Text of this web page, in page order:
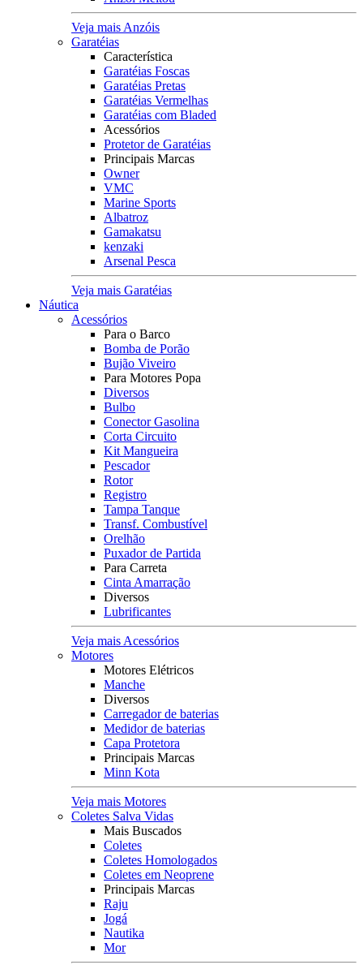
Veja mais Anzóis
Garatéias
Característica
Garatéias Foscas
Garatéias Pretas
Garatéias Vermelhas
Garatéias com Bladed
Acessórios
Protetor de Garatéias
Principais Marcas
Owner
VMC
Marine Sports
Albatroz
Gamakatsu
kenzaki
Arsenal Pesca
Veja mais Garatéias
Náutica
Acessórios
Para o Barco
Bomba de Porão
Bujão Viveiro
Para Motores Popa
Diversos
Bulbo
Conector Gasolina
Corta Circuito
Kit Mangueira
Pescador
Rotor
Registro
Tampa Tanque
Transf. Combustível
Orelhão
Puxador de Partida
Para Carreta
Cinta Amarração
Diversos
Lubrificantes
Veja mais Acessórios
Motores
Motores Elétricos
Manche
Diversos
Carregador de baterias
Medidor de baterias
Capa Protetora
Principais Marcas
Minn Kota
Veja mais Motores
Coletes Salva Vidas
Mais Buscados
Coletes
Coletes Homologados
Coletes em Neoprene
Principais Marcas
Raju
Jogá
Nautika
Mor